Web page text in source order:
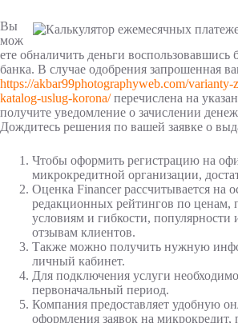
Вы
мож
ете обналичить деньги
банка. В случае одобрения запрошенная
https://akbar99photographyweb.com/
katalog-uslug-korona/перечислена на
получите уведомление о зачислении
Дождитесь решения по вашей заявке о
Чтобы оформить регистрацию на
микрокредитной организации,
Оценка Financer рассчитывается на
редакционных рейтингов по ценам,
условиям и гибкости,
отзывам клиентов.
Также можно получить нужную
личный кабинет.
Для подключения услуги
первоначальный период.
Компания предоставляет удобную
оформления заявок на микрокредит,